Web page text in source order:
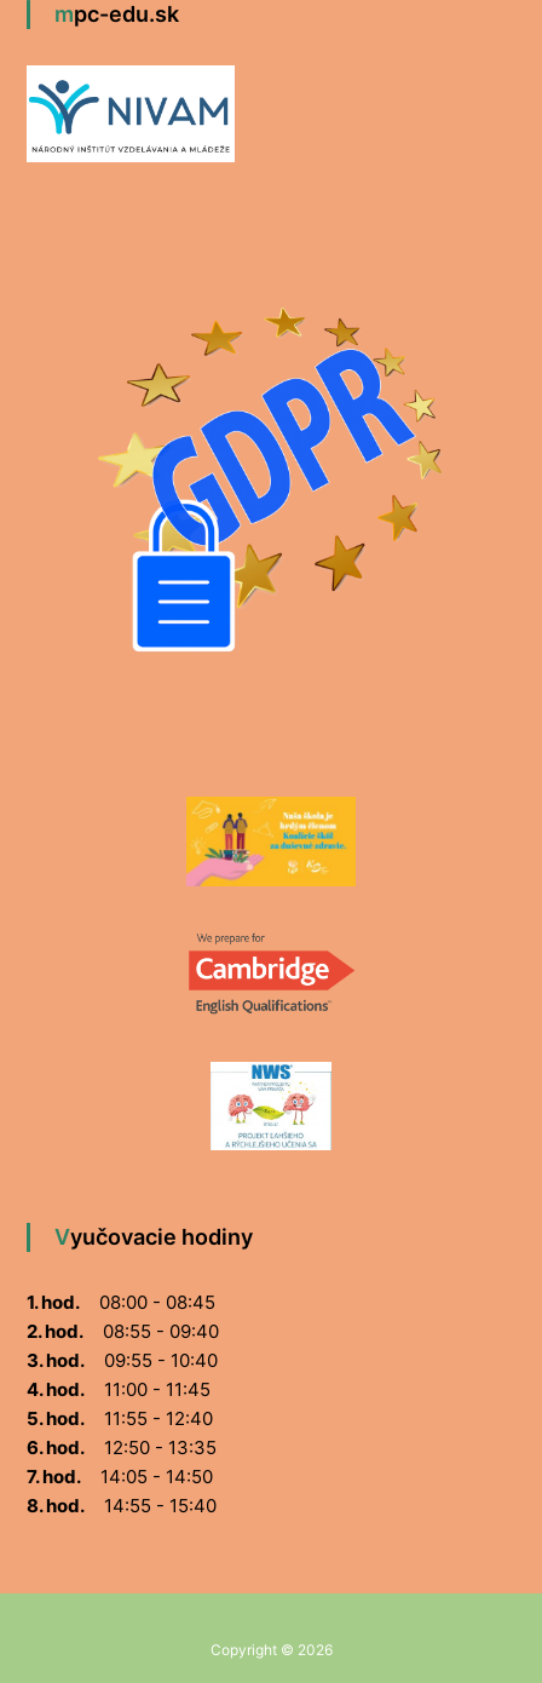
mpc-edu.sk
Vyučovacie hodiny
1. hod.08:00 - 08:45
2. hod.08:55 - 09:40
3. hod.09:55 - 10:40
4. hod.11:00 - 11:45
5. hod.11:55 - 12:40
6. hod.12:50 - 13:35
7. hod.14:05 - 14:50
8. hod.14:55 - 15:40
Copyright © 2026